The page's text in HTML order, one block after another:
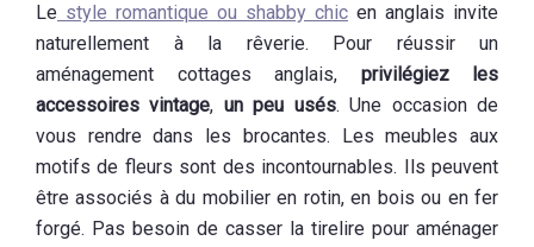
Le style romantique ou shabby chic en anglais invite
naturellement à la rêverie. Pour réussir un
aménagement cottages anglais, privilégiez les
accessoires vintage, un peu usés. Une occasion de
vous rendre dans les brocantes. Les meubles aux
motifs de fleurs sont des incontournables. Ils peuvent
être associés à du mobilier en rotin, en bois ou en fer
forgé. Pas besoin de casser la tirelire pour aménager